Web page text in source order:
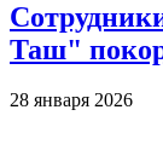
Таш"
28 января 2026